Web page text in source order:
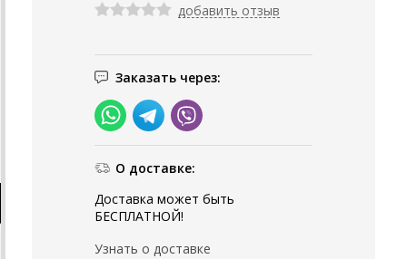
добавить отзыв
Заказать через:
О доставке:
Доставка может быть
БЕСПЛАТНОЙ!
Узнать о доставке